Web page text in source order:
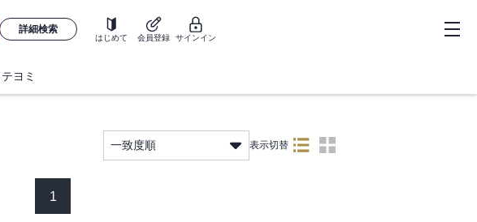
詳細検索
はじめて 会員登録 サインイン
ヨミ
一致度順 表示切替
1